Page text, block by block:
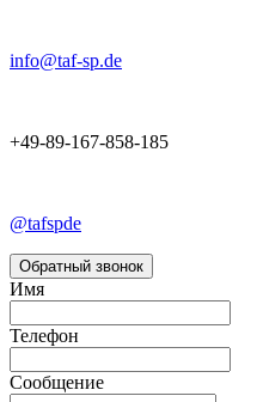
info@taf-sp.de
+49-89-167-858-185
@tafspde
Обратный звонок
Имя
Телефон
Сообщение